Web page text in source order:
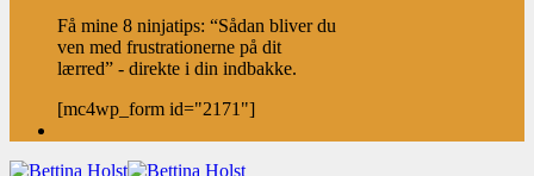
Få mine 8 ninjatips: “Sådan bliver du
ven med frustrationerne på dit
lærred” - direkte i din indbakke.
[mc4wp_form id="2171"]